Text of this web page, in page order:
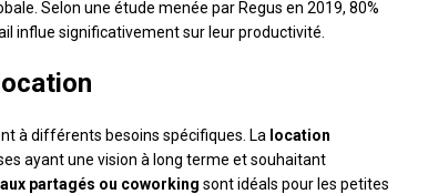
Selon une étude menée par Regus en 2019, 80%
influe significativement sur leur productivité.
à différents besoins spécifiques. La location
ayant une vision à long terme et souhaitant
partagés ou coworking sont idéals pour les petites